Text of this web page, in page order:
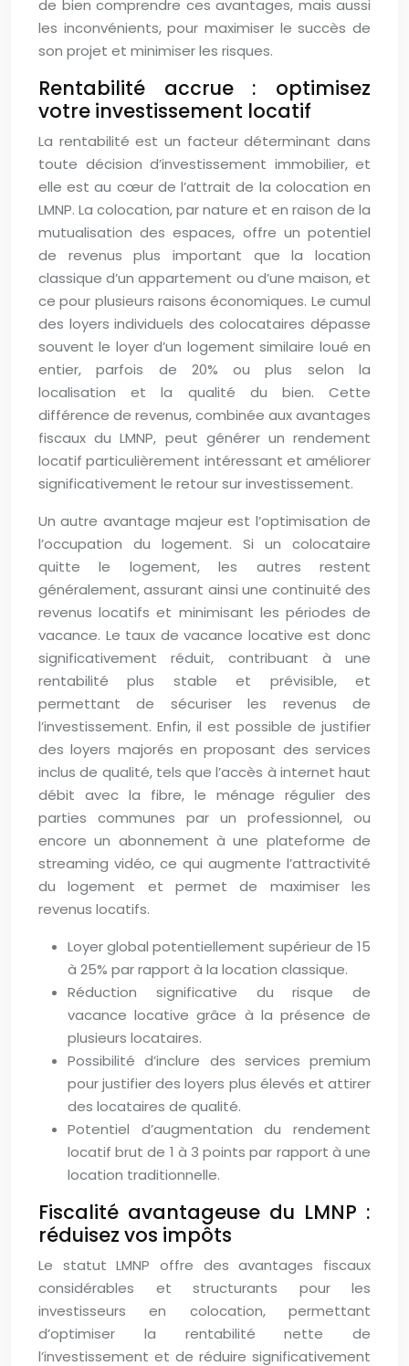
de bien comprendre ces avantages, mais aussi
les inconvénients, pour maximiser le succès de
son projet et minimiser les risques.
Rentabilité accrue : optimisez
votre investissement locatif
La rentabilité est un facteur déterminant dans
toute décision d’investissement immobilier, et
elle est au cœur de l’attrait de la colocation en
LMNP. La colocation, par nature et en raison de la
mutualisation des espaces, offre un potentiel
de revenus plus important que la location
classique d’un appartement ou d’une maison, et
ce pour plusieurs raisons économiques. Le cumul
des loyers individuels des colocataires dépasse
souvent le loyer d’un logement similaire loué en
entier, parfois de 20% ou plus selon la
localisation et la qualité du bien. Cette
différence de revenus, combinée aux avantages
fiscaux du LMNP, peut générer un rendement
locatif particulièrement intéressant et améliorer
significativement le retour sur investissement.
Un autre avantage majeur est l’optimisation de
l’occupation du logement. Si un colocataire
quitte le logement, les autres restent
généralement, assurant ainsi une continuité des
revenus locatifs et minimisant les périodes de
vacance. Le taux de vacance locative est donc
significativement réduit, contribuant à une
rentabilité plus stable et prévisible, et
permettant de sécuriser les revenus de
l’investissement. Enfin, il est possible de justifier
des loyers majorés en proposant des services
inclus de qualité, tels que l’accès à internet haut
débit avec la fibre, le ménage régulier des
parties communes par un professionnel, ou
encore un abonnement à une plateforme de
streaming vidéo, ce qui augmente l’attractivité
du logement et permet de maximiser les
revenus locatifs.
Loyer global potentiellement supérieur de 15
à 25% par rapport à la location classique.
Réduction significative du risque de
vacance locative grâce à la présence de
plusieurs locataires.
Possibilité d’inclure des services premium
pour justifier des loyers plus élevés et attirer
des locataires de qualité.
Potentiel d’augmentation du rendement
locatif brut de 1 à 3 points par rapport à une
location traditionnelle.
Fiscalité avantageuse du LMNP :
réduisez vos impôts
Le statut LMNP offre des avantages fiscaux
considérables et structurants pour les
investisseurs en colocation, permettant
d’optimiser la rentabilité nette de
l’investissement et de réduire significativement